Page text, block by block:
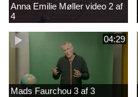
Anna Emilie Møller video 2 af
4
04:29
Mads Faurchou 3 af 3